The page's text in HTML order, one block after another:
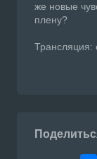
же новые
плену?
Трансляция: